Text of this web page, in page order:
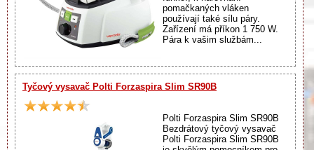
pomačkaných vláken
používají také sílu páry.
Zařízení má příkon 1 750 W.
Pára k vašim službám...
Tyčový vysavač Polti Forzaspira Slim SR90B
Polti Forzaspira Slim SR90B
Bezdrátový tyčový vysavač
Polti Forzaspira Slim SR90B